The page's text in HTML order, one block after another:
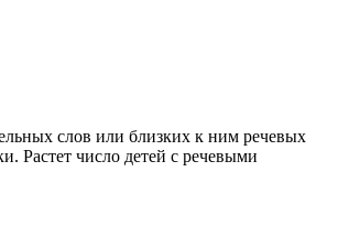
слов или близких к ним речевых
Растет число детей с речевыми